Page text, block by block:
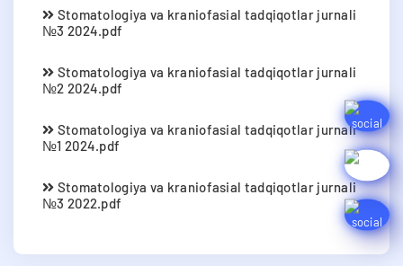
Stomatologiya va kraniofasial tadqiqotlar jurnali
№3 2024.pdf
Stomatologiya va kraniofasial tadqiqotlar jurnali
№2 2024.pdf
Stomatologiya va kraniofasial tadqiqotlar jurnali
№1 2024.pdf
Stomatologiya va kraniofasial tadqiqotlar jurnali
№3 2022.pdf